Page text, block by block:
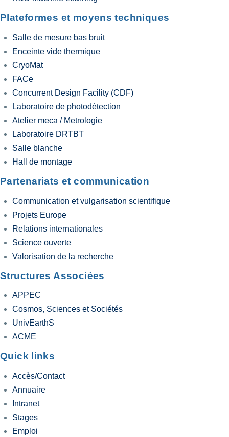
Plateformes et moyens techniques
Salle de mesure bas bruit
Enceinte vide thermique
CryoMat
FACe
Concurrent Design Facility (CDF)
Laboratoire de photodétection
Atelier meca / Metrologie
Laboratoire DRTBT
Salle blanche
Hall de montage
Partenariats et communication
Communication et vulgarisation scientifique
Projets Europe
Relations internationales
Science ouverte
Valorisation de la recherche
Structures Associées
APPEC
Cosmos, Sciences et Sociétés
UnivEarthS
ACME
Quick links
Accès/Contact
Annuaire
Intranet
Stages
Emploi